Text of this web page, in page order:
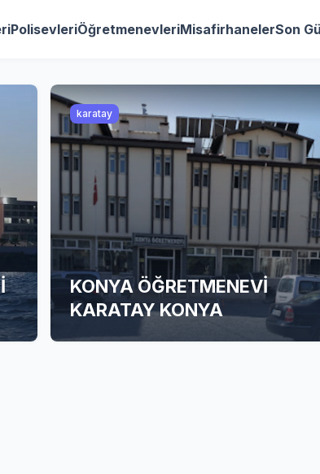
PolisevleriÖğretmenevleriMisafirhanelerSon
karatay
KONYA ÖĞRETMENEVİ
KARATAY KONYA